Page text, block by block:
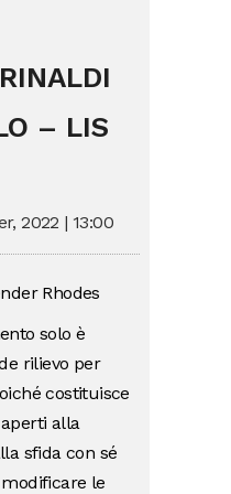
– LIS
2022 | 13:00
Rhodes
solo è
rilievo per
costituisce
alla
sfida con sé
le